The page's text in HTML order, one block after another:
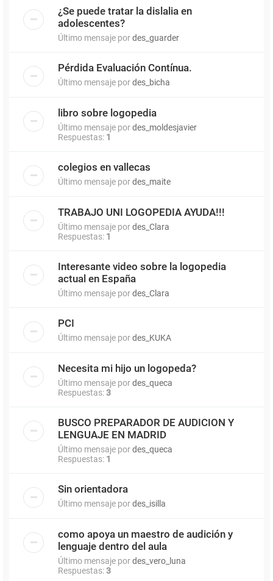
¿Se puede tratar la dislalia en
adolescentes?
Último mensaje pordes_guarder
Pérdida Evaluación Contínua.
Último mensaje pordes_bicha
libro sobre logopedia
Último mensaje pordes_moldesjavier
Respuestas: 1
colegios en vallecas
Último mensaje pordes_maite
TRABAJO UNI LOGOPEDIA AYUDA!!!
Último mensaje pordes_Clara
Respuestas: 1
Interesante video sobre la logopedia
actual en España
Último mensaje pordes_Clara
PCI
Último mensaje pordes_KUKA
Necesita mi hijo un logopeda?
Último mensaje pordes_queca
Respuestas:3
BUSCO PREPARADOR DE AUDICION Y
LENGUAJE EN MADRID
Último mensaje pordes_queca
Respuestas: 1
Sin orientadora
Último mensaje pordes_isilla
como apoya un maestro de audición y
lenguaje dentro del aula
Último mensaje pordes_vero_luna
Respuestas:3